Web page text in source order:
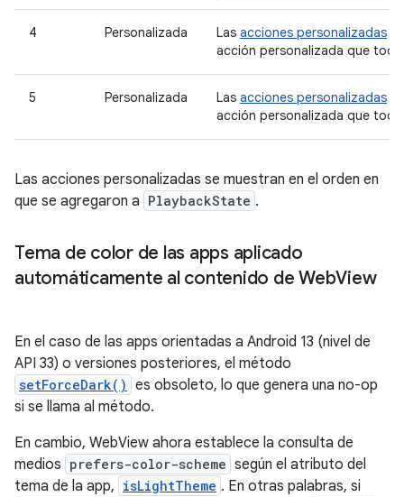
4 Personalizada Las acciones personalizadas
acción personalizada que
5 Personalizada Las acciones personalizadas
acción personalizada que
Las acciones personalizadas se muestran en el orden en
que se agregaron a PlaybackState .
Tema de color de las apps aplicado
automáticamente al contenido de WebView
En el caso de las apps orientadas a Android 13 (nivel de
API 33) o versiones posteriores, el método
setForceDark() es obsoleto, lo que genera una no-op
si se llama al método.
En cambio, WebView ahora establece la consulta de
medios prefers-color-scheme según el atributo del
tema de la app, isLightTheme . En otras palabras, si